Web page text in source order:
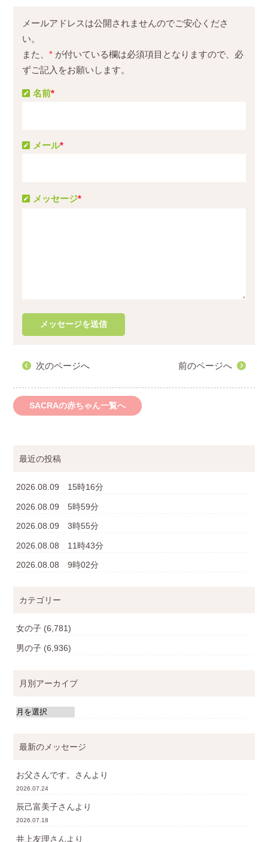
メールアドレスは公開されませんのでご安心くださ
い。
また、* が付いている欄は必須項目となりますので、必
ずご記入をお願いします。
メッセージ*
名前*
メール*
次のページへ 前のページへ
SACRAの赤ちゃん一覧へ
最近の投稿
2026.08.09 15時16分
2026.08.09 5時59分
2026.08.09 3時55分
2026.08.08 11時43分
2026.08.08 9時02分
カテゴリー
女の子 (6,781)
男の子 (6,936)
月別アーカイブ
最新のメッセージ
お父さんです。 さんより
2026.07.24
辰己富美子さんより
2026.07.18
井上友理さんより